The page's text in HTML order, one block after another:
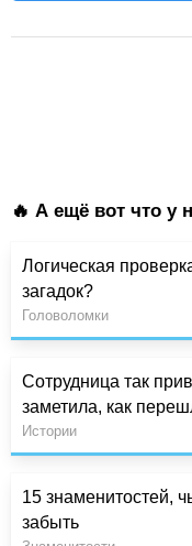
🔥 А ещё вот что у
Логическая
загадок?
Головоломки
Сотрудница так
заметила, как
Истории
15 знаменитостей,
забыть